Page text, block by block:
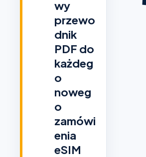
wy
przewo
dnik
PDF do
każdeg
o
noweg
o
zamówi
enia
eSIM